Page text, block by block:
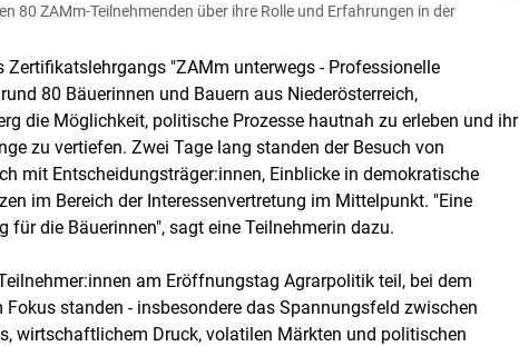
Skip to main content
80 ZAMm-Teilnehmenden über ihre Rolle und Erfahrungen in der
"ZAMm unterwegs - Professionelle
80 Bäuerinnen und Bauern aus Niederösterreich,
die Möglichkeit, politische Prozesse hautnah zu erleben und ihr
zu vertiefen. Zwei Tage lang standen der Besuch von
mit Entscheidungsträger:innen, Einblicke in demokratische
im Bereich der Interessenvertretung im Mittelpunkt. "Eine
die Bäuerinnen", sagt eine Teilnehmerin dazu.
am Eröffnungstag Agrarpolitik teil, bei dem
standen - insbesondere das Spannungsfeld zwischen
wirtschaftlichem Druck, volatilen Märkten und politischen